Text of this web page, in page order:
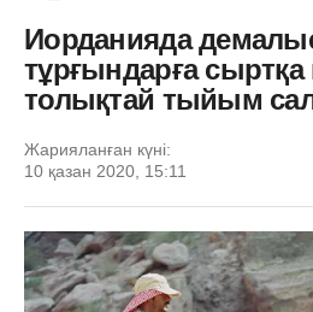
Иорданияда
тұрғындарға
толықтай тыйым
Жарияланған күні:
10 қазан 2020, 15:11